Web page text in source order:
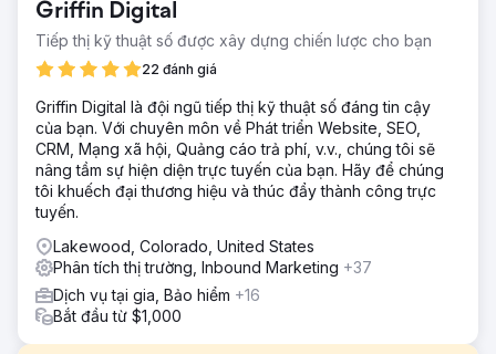
Griffin Digital
Tiếp thị kỹ thuật số được xây dựng chiến lược cho bạn
22 đánh giá
Griffin Digital là đội ngũ tiếp thị kỹ thuật số đáng tin cậy
của bạn. Với chuyên môn về Phát triển Website, SEO,
CRM, Mạng xã hội, Quảng cáo trả phí, v.v., chúng tôi sẽ
nâng tầm sự hiện diện trực tuyến của bạn. Hãy để chúng
tôi khuếch đại thương hiệu và thúc đẩy thành công trực
tuyến.
Lakewood, Colorado, United States
Phân tích thị trường, Inbound Marketing +37
Dịch vụ tại gia, Bảo hiểm +16
Bắt đầu từ $1,000